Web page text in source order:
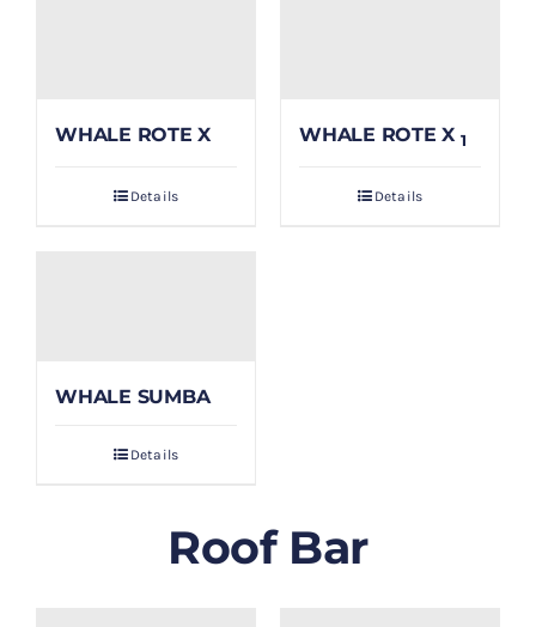
WHALE ROTE X
Details
WHALE ROTE X 1
Details
WHALE SUMBA
Details
Roof Bar